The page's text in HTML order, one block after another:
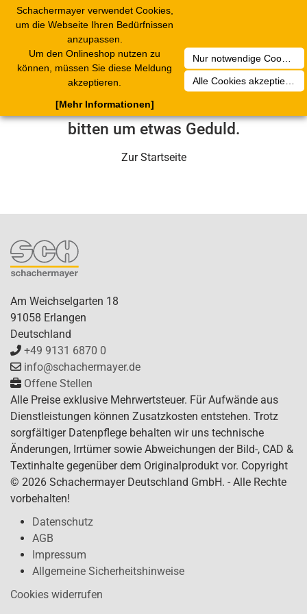
Schachermayer verwendet Cookies,
um die Webseite Ihren Bedürfnissen
anzupassen.
Um den Onlineshop nutzen zu
können, müssen Sie diese Meldung
akzeptieren.
Nur notwendige Cookies akzeptieren
Alle Cookies akzeptieren
[Mehr Informationen]
Leider ist ein technischer Fehler
aufgetreten. Unser Service-Team wird
sich in Kürze darum kümmern. Wir
bitten um etwas Geduld.
Zur Startseite
Am Weichselgarten 18
91058 Erlangen
Deutschland
+49 9131 6870 0
info@schachermayer.de
Offene Stellen
Alle Preise exklusive Mehrwertsteuer. Für Aufwände aus
Dienstleistungen können Zusatzkosten entstehen. Trotz
sorgfältiger Datenpflege behalten wir uns technische
Änderungen, Irrtümer sowie Abweichungen der Bild-, CAD &
Textinhalte gegenüber dem Originalprodukt vor. Copyright
© 2026 Schachermayer Deutschland GmbH. - Alle Rechte
vorbehalten!
Datenschutz
AGB
Impressum
Allgemeine Sicherheitshinweise
Cookies widerrufen